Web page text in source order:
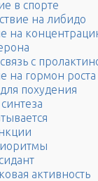
в спорте
на либидо
на
с
на гормон роста
похудения
активность